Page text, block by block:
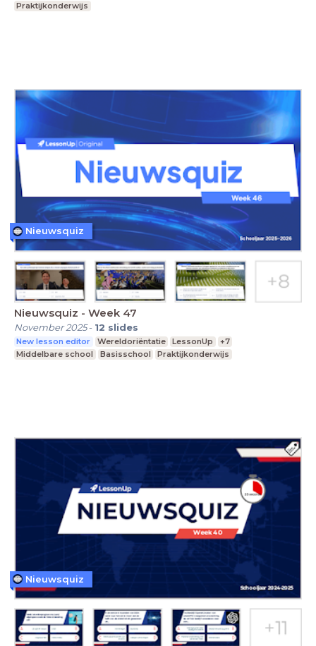
Praktijkonderwijs
Nieuwsquiz - Week 47
November 2025- 12 slides
New lesson editor Wereldoriëntatie LessonUp
+7
Middelbare school
Basisschool Praktijkonderwijs
Nieuwsquiz
Nieuwsquiz